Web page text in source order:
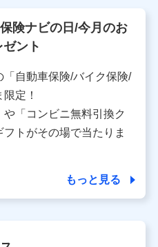
わせ内容の正確な把握のため
名、連絡先
本橋人形町2-14-10 アー
ンス
ついて
範囲内において個人情報
険ナビの日/今月のお
ント
「自動車保険/バイク保険/
定！
「コンビニ無料引換ク
トがその場で当たりま
もっと見る